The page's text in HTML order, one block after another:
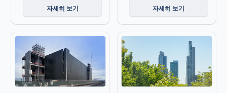
자세히 보기 자세히 보기